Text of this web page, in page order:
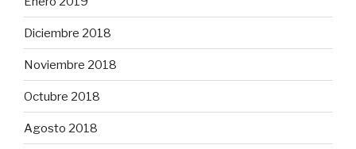
Diciembre 2018
Noviembre 2018
Octubre 2018
Agosto 2018